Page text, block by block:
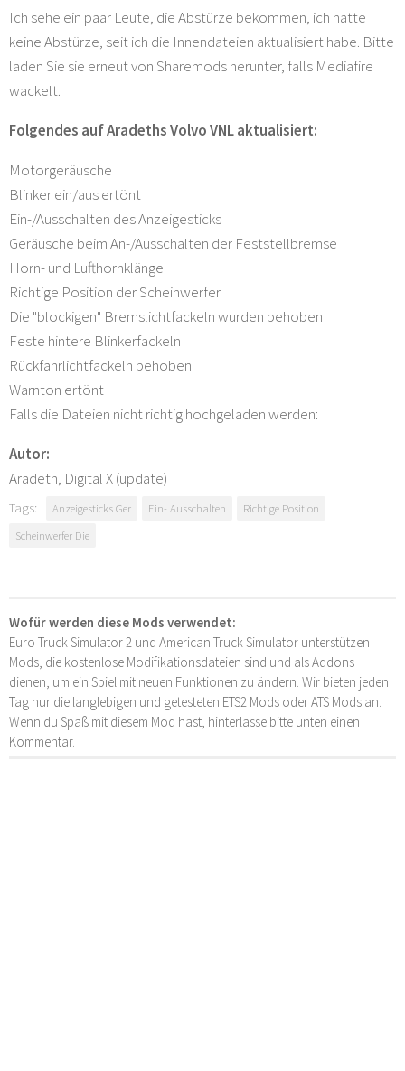
Ich sehe ein paar Leute, die Abstürze bekommen, ich hatte
keine Abstürze, seit ich die Innendateien aktualisiert habe. Bitte
laden Sie sie erneut von Sharemods herunter, falls Mediafire
wackelt.
Folgendes auf Aradeths Volvo VNL aktualisiert:
Motorgeräusche
Blinker ein/aus ertönt
Ein-/Ausschalten des Anzeigesticks
Geräusche beim An-/Ausschalten der Feststellbremse
Horn- und Lufthornklänge
Richtige Position der Scheinwerfer
Die "blockigen" Bremslichtfackeln wurden behoben
Feste hintere Blinkerfackeln
Rückfahrlichtfackeln behoben
Warnton ertönt
Falls die Dateien nicht richtig hochgeladen werden:
Autor:
Aradeth, Digital X (update)
Tags: Anzeigesticks Ger Ein- Ausschalten
Richtige Position
Scheinwerfer Die
Wofür werden diese Mods verwendet:
Euro Truck Simulator 2 und American Truck Simulator unterstützen
Mods, die kostenlose Modifikationsdateien sind und als Addons
dienen, um ein Spiel mit neuen Funktionen zu ändern. Wir bieten jeden
Tag nur die langlebigen und getesteten ETS2 Mods oder ATS Mods an.
Wenn du Spaß mit diesem Mod hast, hinterlasse bitte unten einen
Kommentar.